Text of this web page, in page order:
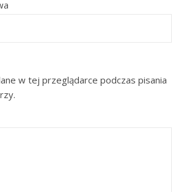
w tej przeglądarce podczas pisania